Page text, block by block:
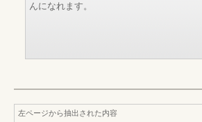
んになれます。
左ページから抽出された内容